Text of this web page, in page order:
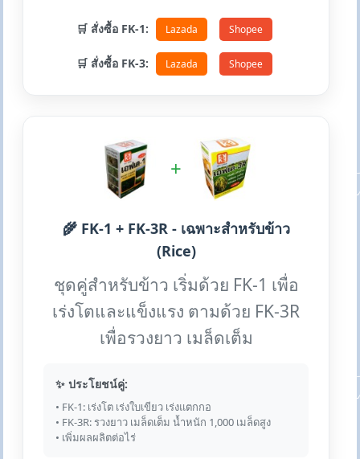
🛒 สั่งซื้อ FK-1: Lazada Shopee
🛒 สั่งซื้อ FK-3: Lazada Shopee
+
🌾 FK-1 + FK-3R - เฉพาะสำหรับข้าว
(Rice)
ชุดคู่สำหรับข้าว เริ่มด้วย FK-1 เพื่อ
เร่งโตและแข็งแรง ตามด้วย FK-3R
เพื่อรวงยาว เมล็ดเต็ม
✨ ประโยชน์คู่:
• FK-1: เร่งโต เร่งใบเขียว เร่งแตกกอ
• FK-3R: รวงยาว เมล็ดเต็ม น้ำหนัก 1,000 เมล็ดสูง
• เพิ่มผลผลิตต่อไร่